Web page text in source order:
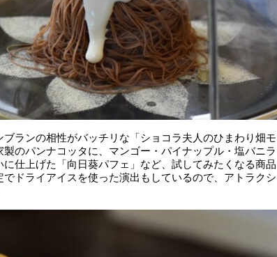
ランの相性がバッチリな「ショコラ夫人のひまわり畑モ
のパンナコッタに、マンゴー・パイナップル・塩バニラ
仕上げた「向日葵パフェ」など、試してみたくなる商品
ドライアイスを使った演出もしているので、アトラクシ